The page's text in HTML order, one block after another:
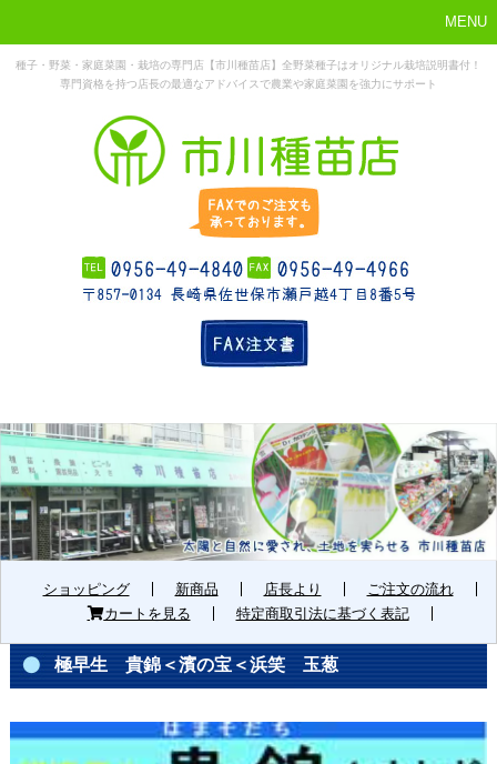
MENU
種子・野菜・家庭菜園・栽培の専門店【市川種苗店】全野菜種子はオリジナル栽培説明書付！
専門資格を持つ店長の最適なアドバイスで農業や家庭菜園を強力にサポート
ホーム
ら
お勧め商品 お知らせ 店舗概要
ショッピング 新商品 店長より
ご注文の流れ
カートを見る
特定商取引法に基づく表記
極早生 貴錦＜濱の宝＜浜笑 玉葱